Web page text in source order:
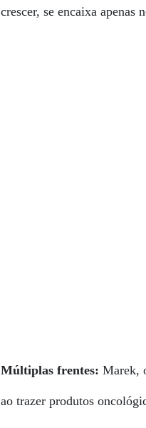
crescer, se encaixa apenas
Múltiplas frentes: Marek,
ao trazer produtos